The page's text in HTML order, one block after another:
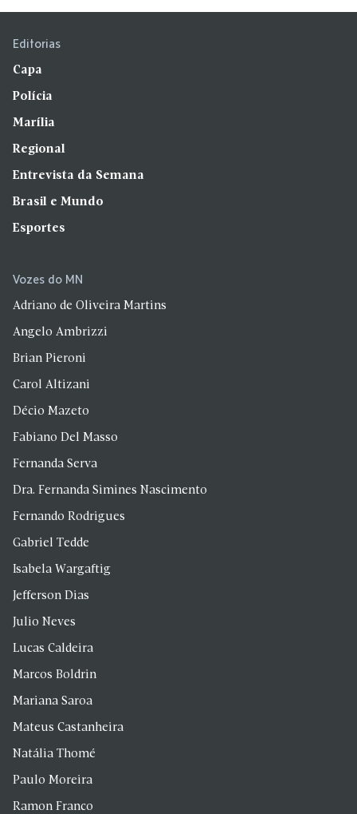
Editorias
Capa
Polícia
Marília
Regional
Entrevista da Semana
Brasil e Mundo
Esportes
Vozes do MN
Adriano de Oliveira Martins
Angelo Ambrizzi
Brian Pieroni
Carol Altizani
Décio Mazeto
Fabiano Del Masso
Fernanda Serva
Dra. Fernanda Simines Nascimento
Fernando Rodrigues
Gabriel Tedde
Isabela Wargaftig
Jefferson Dias
Julio Neves
Lucas Caldeira
Marcos Boldrin
Mariana Saroa
Mateus Castanheira
Natália Thomé
Paulo Moreira
Ramon Franco